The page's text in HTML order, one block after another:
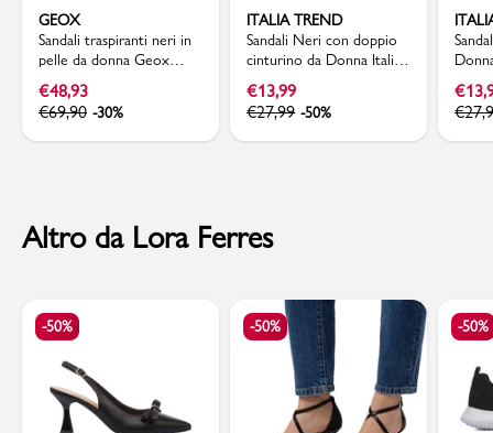
GEOX
Sandali traspiranti neri in
pelle da donna Geox
Brionia
€48,93
€69,90 -30%
ITALIA TREND
Sandali Neri con doppio
cinturino da Donna Italia
Trend Sabina
€13,99
€27,99 -50%
Trend
€
€
Altro da Lora Ferres
-50% -50% -50%